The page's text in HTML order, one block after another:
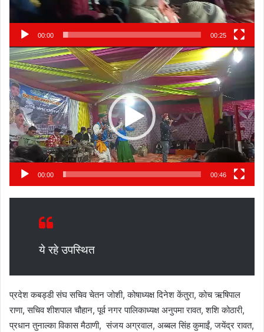
00:00 00:25
Video
Player
00:00 00:46
ये रहे उपस्थित
प्रदेश कबड्डी संघ सचिव चेतन जोशी, कोषाध्यक्ष दिनेश केंतुरा, कोच ऋषिपाल
राणा, सचिव शीशपाल चौहान, पूर्व नगर पालिकाध्यक्ष अनुपमा रावत, शशि कोठारी,
प्रधान तुनाल्का विकास मैठाणी, संजय अग्रवाल, अब्बल सिंह कुमाईं, जयेंद्र रावत,